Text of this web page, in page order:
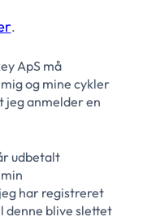
.
ApS må
og mine cykler
jeg anmelder en
udbetalt
har registreret
denne blive slettet